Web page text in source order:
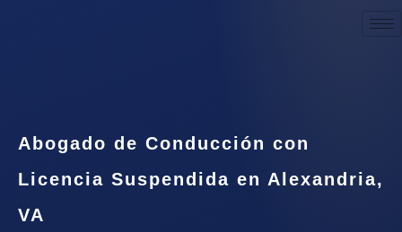
Abogado de Conducción con
Licencia Suspendida en Alexandria,
VA